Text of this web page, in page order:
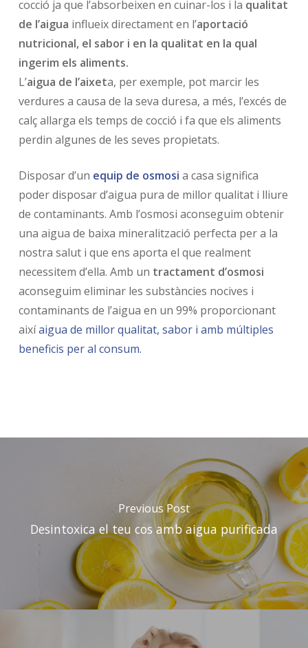
cocció ja que l’absorbeixen en cuinar-los i la qualitat
de l’aigua influeix directament en l’aportació
nutricional, el sabor i en la qualitat en la qual
ingerim els aliments.
L’aigua de l’aixeta, per exemple, pot marcir les
verdures a causa de la seva duresa, a més, l’excés de
calç allarga els temps de cocció i fa que els aliments
perdin algunes de les seves propietats.
Disposar d’un equip de osmosi a casa significa
poder disposar d’aigua pura de millor qualitat i lliure
de contaminants. Amb l’osmosi aconseguim obtenir
una aigua de baixa mineralització perfecta per a la
nostra salut i que ens aporta el que realment
necessitem d’ella. Amb un tractament d’osmosi
aconseguim eliminar les substàncies nocives i
contaminants de l’aigua en un 99% proporcionant
aixíaigua de millor qualitat, sabor i amb múltiples
beneficis per al consum.
Previous Post
Desintoxica el teu cos amb aigua purificada